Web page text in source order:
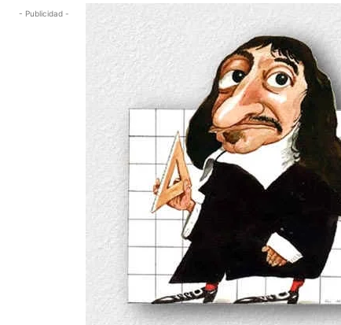
- Publicidad -